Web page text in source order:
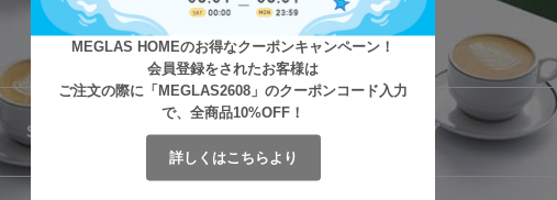
MEGLAS HOMEのお得なクーポンキャンペーン！
会員登録をされたお客様は
ご注文の際に「MEGLAS2608」のクーポンコード入力
で、全商品10%OFF！
詳しくはこちらより